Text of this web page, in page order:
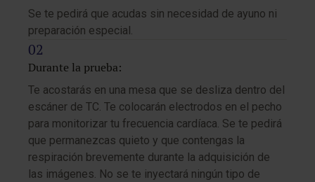
Se te pedirá que acudas sin necesidad de ayuno ni
preparación especial.
Durante la prueba:
Te acostarás en una mesa que se desliza dentro del
escáner de TC. Te colocarán electrodos en el pecho
para monitorizar tu frecuencia cardíaca. Se te pedirá
que permanezcas quieto y que contengas la
respiración brevemente durante la adquisición de
las imágenes. No se te inyectará ningún tipo de